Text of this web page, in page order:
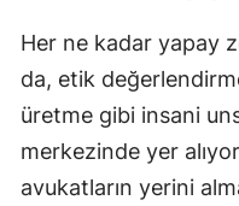
Her ne kadar yapay
da, etik
üretme gibi insani
merkezinde yer
avukatların yerini